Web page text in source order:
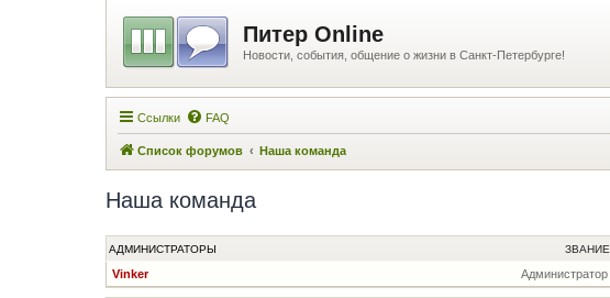
Питер Online
Новости, события, общение о жизни в Санкт-Петербурге!
Ссылки FAQ
Список форумов Наша команда
Наша команда
ЗВАНИЕ
АДМИНИСТРАТОРЫ
Администратор
Vinker